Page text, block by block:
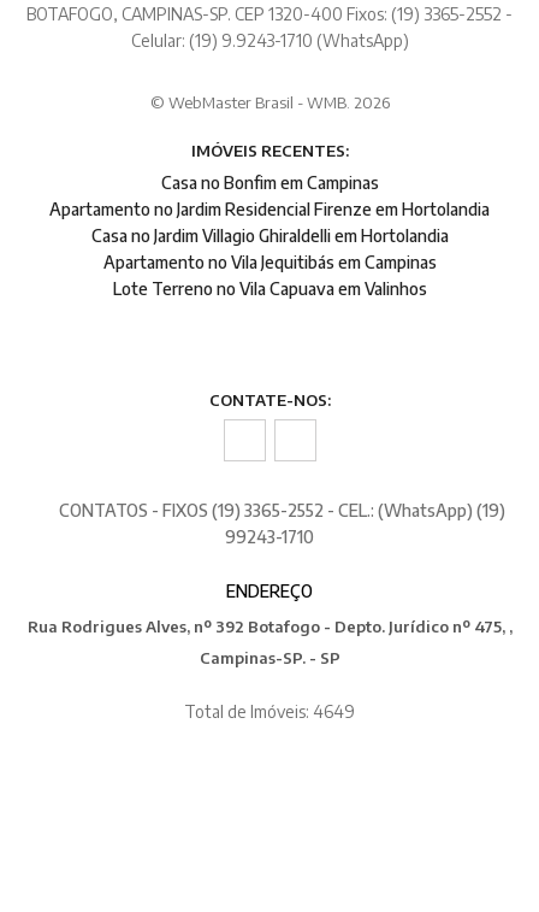
BOTAFOGO, CAMPINAS-SP. CEP 1320-400 Fixos: (19) 3365-2552 -
Celular: (19) 9.9243-1710 (WhatsApp)
© WebMaster Brasil - WMB. 2026
IMÓVEIS RECENTES:
Casa no Bonfim em Campinas
Apartamento no Jardim Residencial Firenze em Hortolandia
Casa no Jardim Villagio Ghiraldelli em Hortolandia
Apartamento no Vila Jequitibás em Campinas
Lote Terreno no Vila Capuava em Valinhos
CONTATE-NOS:
CONTATOS - FIXOS (19) 3365-2552 - CEL.: (WhatsApp) (19)
99243-1710
ENDEREÇO
Rua Rodrigues Alves, nº 392 Botafogo - Depto. Jurídico nº 475, ,
Campinas-SP. - SP
Total de Imóveis: 4649